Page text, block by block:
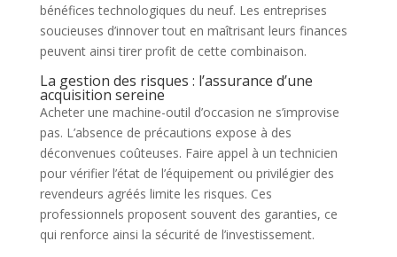
bénéfices technologiques du neuf. Les entreprises
soucieuses d’innover tout en maîtrisant leurs finances
peuvent ainsi tirer profit de cette combinaison.
La gestion des risques : l’assurance d’une
acquisition sereine
Acheter une machine-outil d’occasion ne s’improvise
pas. L’absence de précautions expose à des
déconvenues coûteuses. Faire appel à un technicien
pour vérifier l’état de l’équipement ou privilégier des
revendeurs agréés limite les risques. Ces
professionnels proposent souvent des garanties, ce
qui renforce ainsi la sécurité de l’investissement.